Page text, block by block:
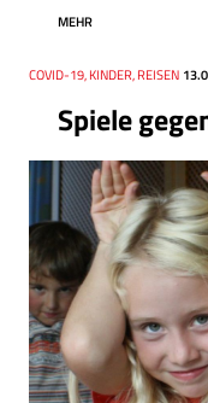
MEHR
Spiele
Thema
COVID-19, KINDER, REISEN
Datum